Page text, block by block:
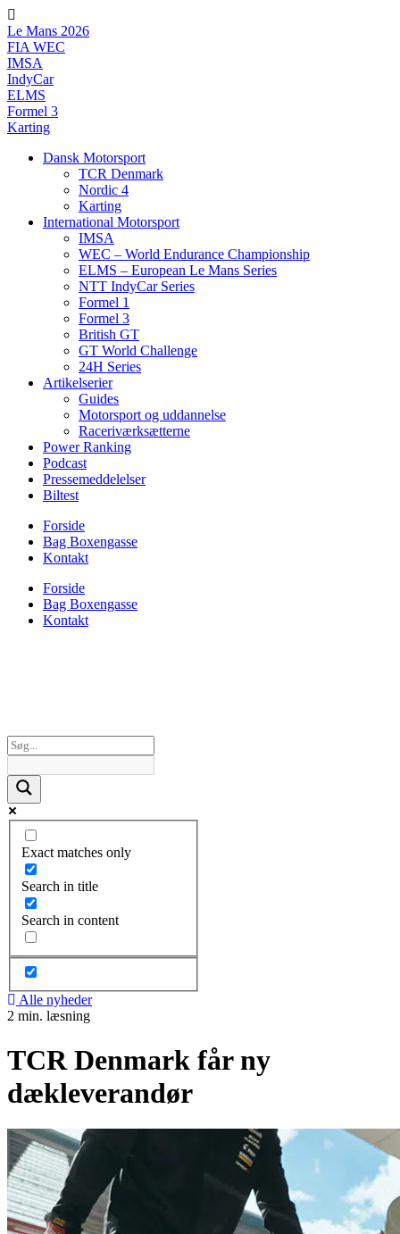
Videre
til
indhold
Le Mans 2026
FIA WEC
IMSA
IndyCar
ELMS
Formel 3
Karting
Dansk Motorsport
TCR Denmark
Nordic 4
Karting
International Motorsport
IMSA
WEC – World Endurance Championship
ELMS – European Le Mans Series
NTT IndyCar Series
Formel 1
Formel 3
British GT
GT World Challenge
24H Series
Artikelserier
Guides
Motorsport og uddannelse
Raceriværksætterne
Power Ranking
Podcast
Pressemeddelelser
Biltest
Forside
Bag Boxengasse
Kontakt
Forside
Bag Boxengasse
Kontakt
Exact matches only
Search in title
Search in content
Alle nyheder
2 min. læsning
TCR Denmark får ny
dækleverandør